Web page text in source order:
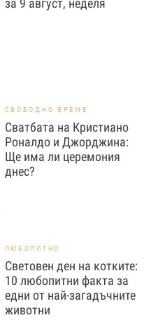
за 9 август, неделя
СВОБОДНО ВРЕМЕ
Сватбата на Кристиано
Роналдо и Джорджина:
Ще има ли церемония
днес?
ЛЮБОПИТНО
Световен ден на котките:
10 любопитни факта за
едни от най-загадъчните
животни